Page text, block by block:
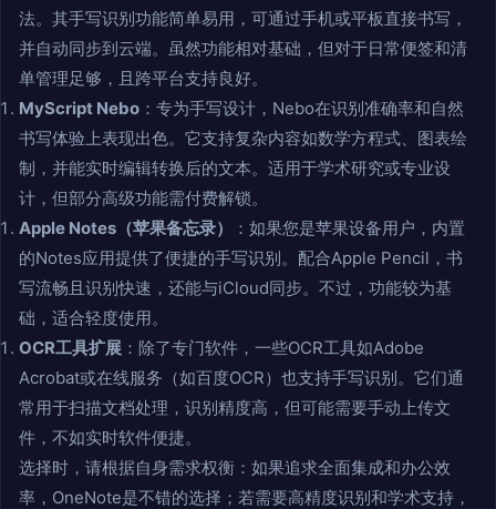
法。其手写识别功能简单易用，可通过手机或平板直接书写，
并自动同步到云端。虽然功能相对基础，但对于日常便签和清
单管理足够，且跨平台支持良好。
MyScript Nebo ：专为手写设计，Nebo在识别准确率和自然
书写体验上表现出色。它支持复杂内容如数学方程式、图表绘
制，并能实时编辑转换后的文本。适用于学术研究或专业设
计，但部分高级功能需付费解锁。
Apple Notes（苹果备忘录）
：如果您是苹果设备用户，内置
的Notes应用提供了便捷的手写识别。配合Apple Pencil，书
写流畅且识别快速，还能与iCloud同步。不过，功能较为基
础，适合轻度使用。
OCR工具扩展 ：除了专门软件，一些OCR工具如Adobe
Acrobat或在线服务（如百度OCR）也支持手写识别。它们通
常用于扫描文档处理，识别精度高，但可能需要手动上传文
件，不如实时软件便捷。
选择时，请根据自身需求权衡：如果追求全面集成和办公效
率，OneNote是不错的选择；若需要高精度识别和学术支持，